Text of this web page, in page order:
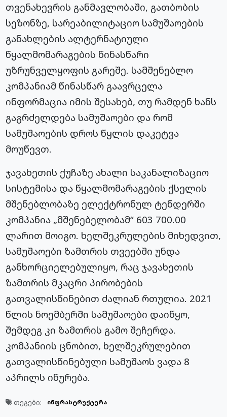
თვენახევრის განმავლობაში, გათბობის
სეზონზე, სარეაბილიტაციო სამუშაოების
განახლების ალტერნატიული
წყალმომარაგების წინასწარი
უზრუნველყოფის გარეშე. სამშენებლო
კომპანიამ წინასწარ გაავრცელა
ინფორმაცია იმის შესახებ, თუ რამდენ ხანს
გაგრძელდება სამუშაოები და რომ
სამუშაოების დროს წყლის დაკეტვა
მოუწევთ.
ჯავახეთის ქუჩაზე ახალი საკანალიზაციო
სისტემისა და წყალმომარაგების ქსელის
მშენებლობაზე ელექტრონულ ტენდერში
კომპანია „მშენებელობამ“ 603 700.00
ლარით მოიგო. ხელშეკრულების მიხედვით,
სამუშაოები ზამთრის თვეებში უნდა
განხორციელებულიყო, რაც ჯავახეთის
ზამთრის მკაცრი პირობების
გათვალისწინებით ძალიან რთულია. 2021
წლის ნოემბერში სამუშაოები დაიწყო,
შემდეგ კი ზამთრის გამო შეჩერდა.
კომპანიის ცნობით, ხელშეკრულებით
გათვალისწინებული სამუშაოს ვადა 8
აპრილს იწურება.
თეგები: ინფრასტრუქტურა